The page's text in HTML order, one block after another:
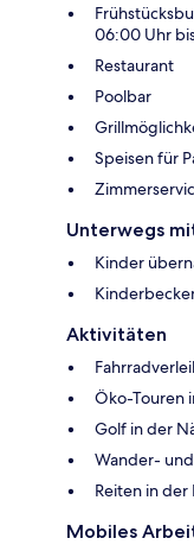
06:00 Uhr
Restaurant
Poolbar
Speisen für
Unterwegs
Kinder
Aktivitäten
Öko-Touren
Golf in der
Wander-
Reiten in der
Mobiles